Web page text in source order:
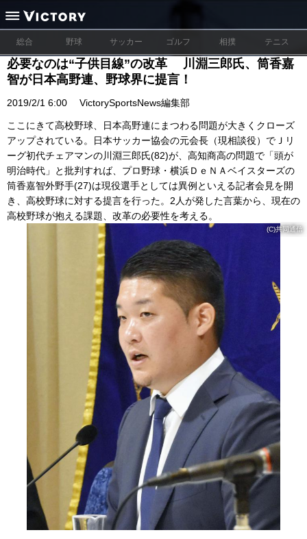
総合 野球 サッカー ゴルフ 相撲 テニス
必要なのは“子供目線”の改革 川淵三郎氏、筒香嘉
智が日本高野連、野球界に提言！
2019/2/1 6:00 VictorySportsNews編集部
ここにきて高校野球、日本高野連にまつわる問題が大きくクローズ
アップされている。日本サッカー協会の元会長（現相談役）でＪリ
ーグ初代チェアマンの川淵三郎氏(82)が、高知商高の問題で「頭が
明治時代」と批判すれば、プロ野球・横浜ＤｅＮＡベイスターズの
筒香嘉智外野手(27)は現役選手としては異例といえる記者会見を開
き、高校野球に対する提言を行った。2人が発した言葉から、現在の
高校野球が抱える課題、改革の必要性を考える。
(C)共同通信